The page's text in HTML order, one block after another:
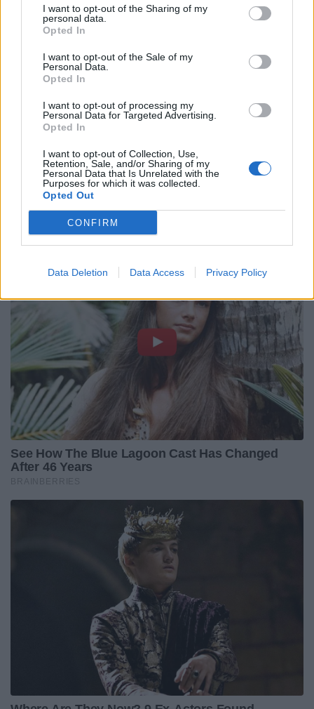
I want to opt-out of the Sharing of my
personal data.
Opted In
I want to opt-out of the Sale of my
Personal Data.
Opted In
I want to opt-out of processing my
Personal Data for Targeted Advertising.
Opted In
I want to opt-out of Collection, Use,
Retention, Sale, and/or Sharing of my
Personal Data that Is Unrelated with the
Purposes for which it was collected.
Opted Out
CONFIRM
Data Deletion Data Access Privacy Policy